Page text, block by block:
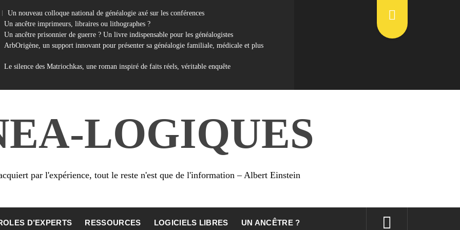
Un nouveau colloque national de généalogie axé sur les conférences
Un ancêtre imprimeurs, libraires ou lithographes ?
Un ancêtre prisonnier de guerre ? Un livre indispensable pour les généalogistes
ArbOrigène, un support innovant pour présenter sa généalogie familiale, médicale et plus
Le silence des Matriochkas, une roman inspiré de faits réels, véritable enquête
LOGIQUES
par l'expérience, tout le reste n'est que de l'information – Albert Einstein
D’EXPERTS RESSOURCES LOGICIELS LIBRES UN ANCÊTRE ?